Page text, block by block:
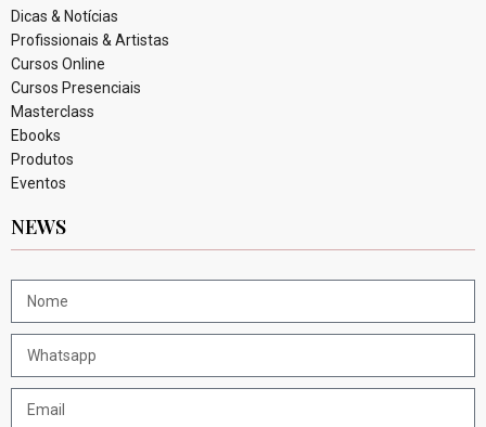
Dicas & Notícias
Profissionais & Artistas
Cursos Online
Cursos Presenciais
Masterclass
Ebooks
Produtos
Eventos
NEWS